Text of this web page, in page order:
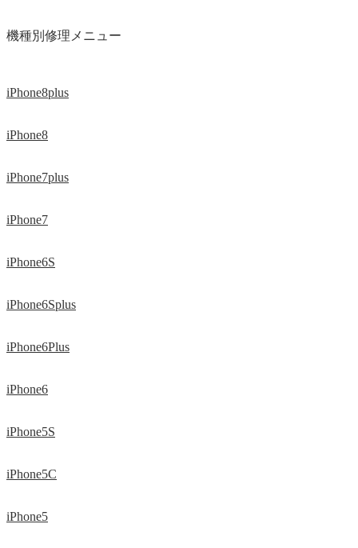
機種別修理メニュー
iPhone8plus
iPhone8
iPhone7plus
iPhone7
iPhone6S
iPhone6Splus
iPhone6Plus
iPhone6
iPhone5S
iPhone5C
iPhone5